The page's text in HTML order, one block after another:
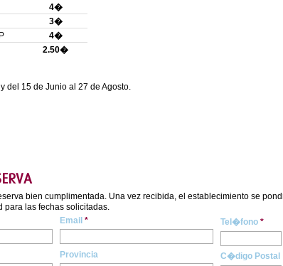
4�
3�
4�
2.50�
del 15 de Junio al 27 de Agosto.
bien cumplimentada. Una vez recibida, el establecimiento se
para las fechas solicitadas.
Email * Tel�fono *
Provincia C�digo Postal